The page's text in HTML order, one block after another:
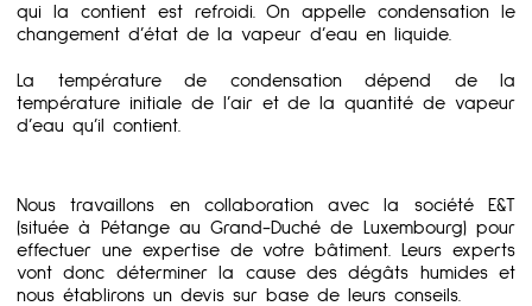
qui la contient est refroidi. On appelle condensation le
changement d’état de la vapeur d’eau en liquide.
La température de condensation dépend de la
température initiale de l’air et de la quantité de vapeur
d’eau qu’il contient.
Nous travaillons en collaboration avec la société E&T
(située à Pétange au Grand-Duché de Luxembourg) pour
effectuer une expertise de votre bâtiment. Leurs experts
vont donc déterminer la cause des dégâts humides et
nous établirons un devis sur base de leurs conseils.